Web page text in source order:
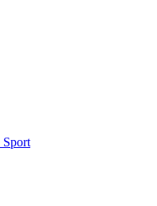
Sport